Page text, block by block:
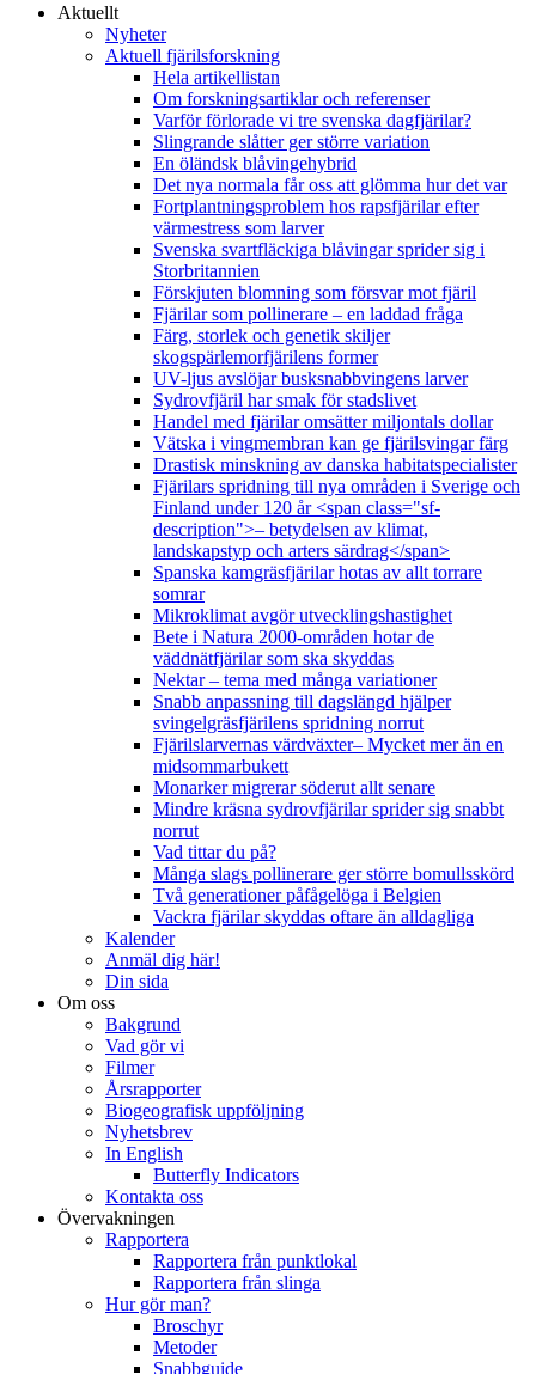
Aktuellt
Nyheter
Aktuell fjärilsforskning
Hela artikellistan
Om forskningsartiklar och referenser
Varför förlorade vi tre svenska dagfjärilar?
Slingrande slåtter ger större variation
En öländsk blåvingehybrid
Det nya normala får oss att glömma hur det var
Fortplantningsproblem hos rapsfjärilar efter
värmestress som larver
Svenska svartfläckiga blåvingar sprider sig i
Storbritannien
Förskjuten blomning som försvar mot fjäril
Fjärilar som pollinerare – en laddad fråga
Färg, storlek och genetik skiljer
skogspärlemorfjärilens former
UV-ljus avslöjar busksnabbvingens larver
Sydrovfjäril har smak för stadslivet
Handel med fjärilar omsätter miljontals dollar
Vätska i vingmembran kan ge fjärilsvingar färg
Drastisk minskning av danska habitatspecialister
Fjärilars spridning till nya områden i Sverige och
Finland under 120 år <span class="sf-
description">– betydelsen av klimat,
landskapstyp och arters särdrag</span>
Spanska kamgräsfjärilar hotas av allt torrare
somrar
Mikroklimat avgör utvecklingshastighet
Bete i Natura 2000-områden hotar de
väddnätfjärilar som ska skyddas
Nektar – tema med många variationer
Snabb anpassning till dagslängd hjälper
svingelgräsfjärilens spridning norrut
Fjärilslarvernas värdväxter– Mycket mer än en
midsommarbukett
Monarker migrerar söderut allt senare
Mindre kräsna sydrovfjärilar sprider sig snabbt
norrut
Vad tittar du på?
Många slags pollinerare ger större bomullsskörd
Två generationer påfågelöga i Belgien
Vackra fjärilar skyddas oftare än alldagliga
Kalender
Anmäl dig här!
Din sida
Om oss
Bakgrund
Vad gör vi
Filmer
Årsrapporter
Biogeografisk uppföljning
Nyhetsbrev
In English
Butterfly Indicators
Kontakta oss
Övervakningen
Rapportera
Rapportera från punktlokal
Rapportera från slinga
Hur gör man?
Broschyr
Metoder
Snabbguide